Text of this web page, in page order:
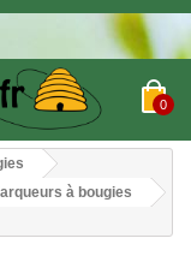
0
à bougies